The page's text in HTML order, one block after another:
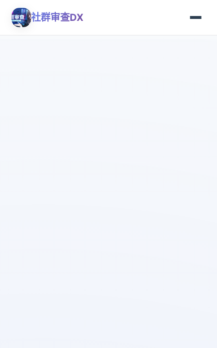
社群审查DX